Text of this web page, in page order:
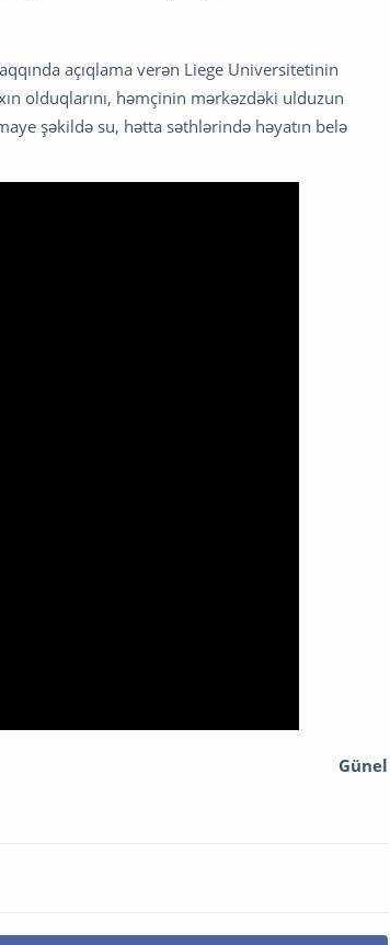
açıqlama verən Liege Universitetinin
olduqlarını, həmçinin mərkəzdəki ulduzun
şəkildə su, hətta səthlərində həyatın belə
Günel